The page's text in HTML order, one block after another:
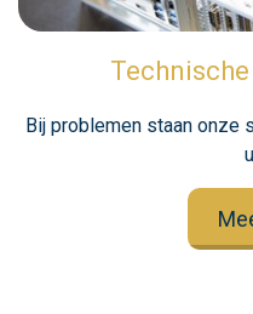
Bij problemen staan onze